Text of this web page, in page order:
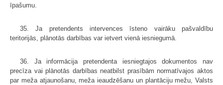
īpašumu.
35. Ja pretendents intervences īsteno vairāku pašvaldību
teritorijās, plānotās darbības var ietvert vienā iesniegumā.
36. Ja informācija pretendenta iesniegtajos dokumentos nav
precīza vai plānotās darbības neatbilst prasībām normatīvajos aktos
par meža atjaunošanu, meža ieaudzēšanu un plantāciju mežu, Valsts